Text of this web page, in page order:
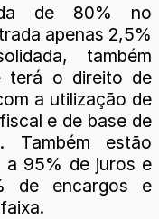
de 80% no
apenas 2,5%
também
terá o direito de
a utilização de
e de base de
Também estão
a 95% de juros e
de encargos e